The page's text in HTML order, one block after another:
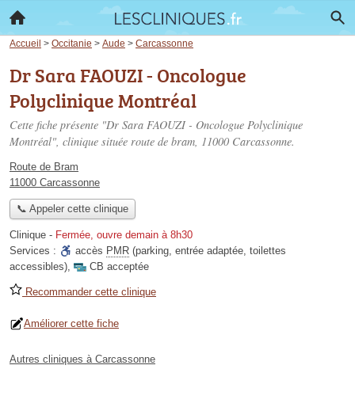
Accueil > Occitanie > Aude > Carcassonne
Dr Sara FAOUZI - Oncologue
Polyclinique Montréal
Cette fiche présente "Dr Sara FAOUZI - Oncologue Polyclinique
Montréal", clinique située route de bram, 11000 Carcassonne.
Route de Bram
11000 Carcassonne
📞 Appeler cette clinique
Clinique - Fermée, ouvre demain à 8h30
Services :
accès PMR (parking, entrée adaptée, toilettes
accessibles), CB acceptée
Recommander cette clinique
Améliorer cette fiche
Autres cliniques à Carcassonne